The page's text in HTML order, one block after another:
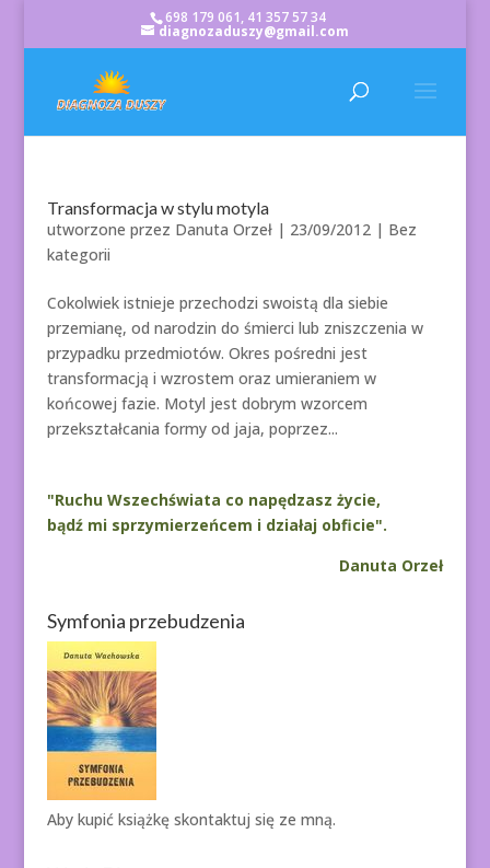
698 179 061, 41 357 57 34
diagnozaduszy@gmail.com
Transformacja w stylu motyla
utworzone przez Danuta Orzeł| 23/09/2012| Bez
kategorii
Cokolwiek istnieje przechodzi swoistą dla siebie
przemianę, od narodzin do śmierci lub zniszczenia w
przypadku przedmiotów. Okres pośredni jest
transformacją i wzrostem oraz umieraniem w
końcowej fazie. Motyl jest dobrym wzorcem
przekształcania formy od jaja, poprzez...
"Ruchu Wszechświata co napędzasz życie,
bądź mi sprzymierzeńcem i działaj obficie".
Danuta Orzeł
Symfonia przebudzenia
Aby kupić książkę skontaktuj się ze mną.